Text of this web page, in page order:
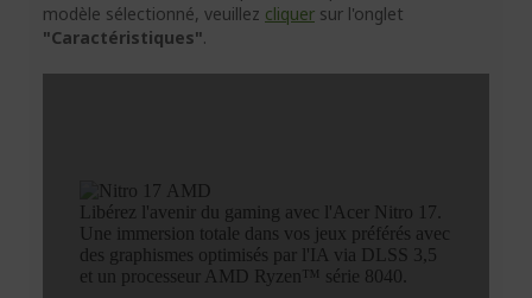
modèle sélectionné, veuillez cliquer sur l'onglet
"Caractéristiques".